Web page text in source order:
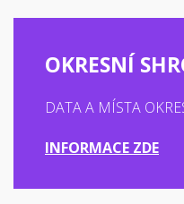
OKRESNÍ
DATA A MÍSTA
INFORMACE ZDE